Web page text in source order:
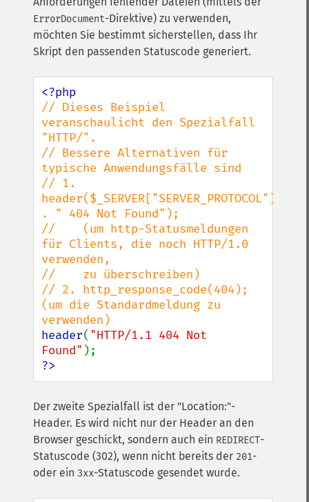
ErrorDocument-Direktive) zu verwenden,
möchten Sie bestimmt sicherstellen, dass Ihr
Skript den passenden Statuscode generiert.
// Dieses Beispiel
veranschaulicht den Spezialfall
"HTTP/".
// Bessere Alternativen für
typische Anwendungsfälle sind
// 1.
header($_SERVER["SERVER_PROTOCOL"]
. " 404 Not Found");
//    (um http-Statusmeldungen
für Clients, die noch HTTP/1.0
verwenden,
//    zu überschreiben)
// 2. http_response_code(404);
(um die Standardmeldung zu
header( "HTTP/1.1 404 Not
Found"
?>
Der zweite Spezialfall ist der "Location:"-
Header. Es wird nicht nur der Header an den
Browser geschickt, sondern auch ein REDIRECT-
Statuscode (302), wenn nicht bereits der 201-
oder ein 3xx-Statuscode gesendet wurde.